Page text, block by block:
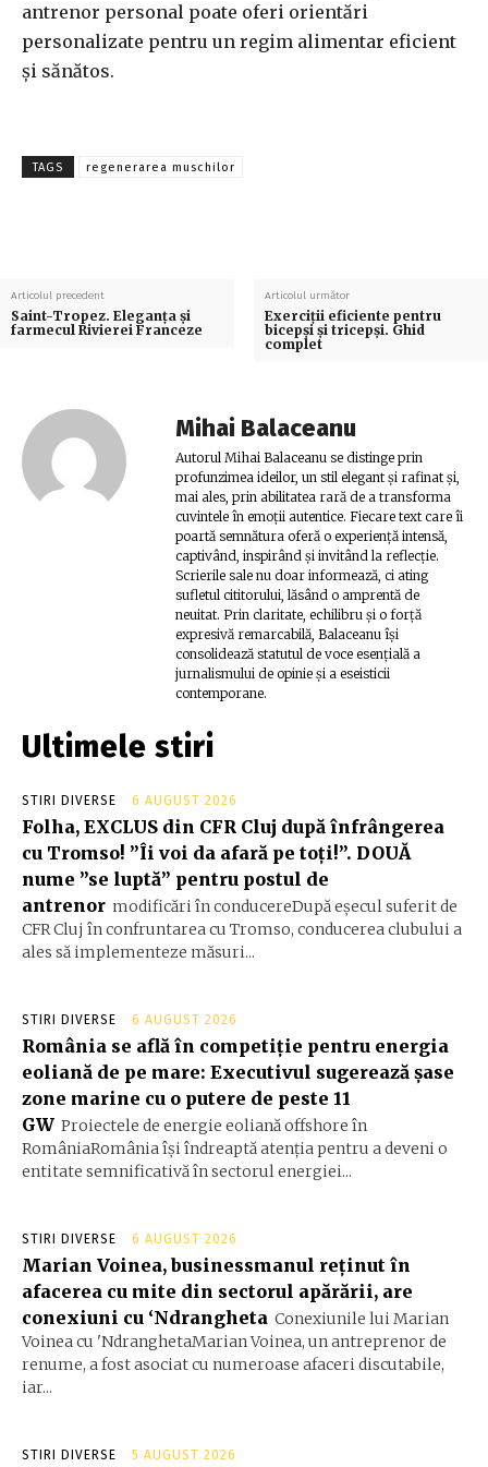
antrenor personal poate oferi orientări
personalizate pentru un regim alimentar eficient
și sănătos.
TAGS regenerarea muschilor
Articolul precedent
Saint-Tropez. Eleganța și
farmecul Rivierei Franceze
Articolul următor
Exerciții eficiente pentru
bicepși și tricepși. Ghid
complet
Mihai Balaceanu
Autorul Mihai Balaceanu se distinge prin
profunzimea ideilor, un stil elegant și rafinat și,
mai ales, prin abilitatea rară de a transforma
cuvintele în emoții autentice. Fiecare text care îi
poartă semnătura oferă o experiență intensă,
captivând, inspirând și invitând la reflecție.
Scrierile sale nu doar informează, ci ating
sufletul cititorului, lăsând o amprentă de
neuitat. Prin claritate, echilibru și o forță
expresivă remarcabilă, Balaceanu își
consolidează statutul de voce esențială a
jurnalismului de opinie și a eseisticii
contemporane.
Ultimele stiri
STIRI DIVERSE 6 AUGUST 2026
Folha, EXCLUS din CFR Cluj după înfrângerea
cu Tromso! ”Îi voi da afară pe toți!”. DOUĂ
nume ”se luptă” pentru postul de
antrenor modificări în conducereDupă eșecul suferit de
CFR Cluj în confruntarea cu Tromso, conducerea clubului a
ales să implementeze măsuri...
STIRI DIVERSE 6 AUGUST 2026
România se află în competiție pentru energia
eoliană de pe mare: Executivul sugerează șase
zone marine cu o putere de peste 11
GW Proiectele de energie eoliană offshore în
RomâniaRomânia își îndreaptă atenția pentru a deveni o
entitate semnificativă în sectorul energiei...
STIRI DIVERSE 6 AUGUST 2026
Marian Voinea, businessmanul reținut în
afacerea cu mite din sectorul apărării, are
conexiuni cu ‘Ndrangheta Conexiunile lui Marian
Voinea cu 'NdranghetaMarian Voinea, un antreprenor de
renume, a fost asociat cu numeroase afaceri discutabile,
iar...
STIRI DIVERSE 5 AUGUST 2026